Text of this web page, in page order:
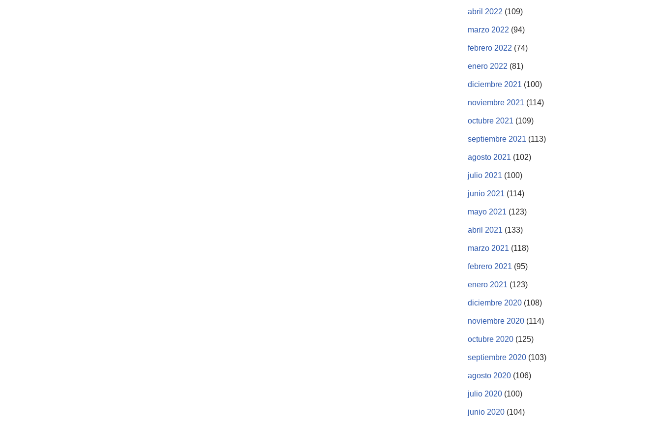
abril 2022 (109)
marzo 2022 (94)
febrero 2022 (74)
enero 2022 (81)
diciembre 2021 (100)
noviembre 2021 (114)
octubre 2021 (109)
septiembre 2021 (113)
agosto 2021 (102)
julio 2021 (100)
junio 2021 (114)
mayo 2021 (123)
abril 2021 (133)
marzo 2021 (118)
febrero 2021 (95)
enero 2021 (123)
diciembre 2020 (108)
noviembre 2020 (114)
octubre 2020 (125)
septiembre 2020 (103)
agosto 2020 (106)
julio 2020 (100)
junio 2020 (104)